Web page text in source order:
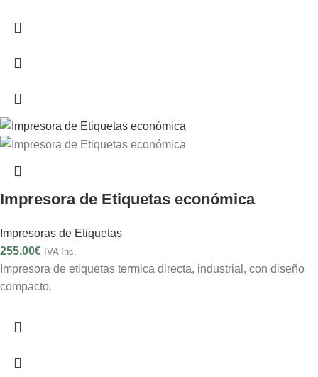
Impresora de Etiquetas económica
Impresoras de Etiquetas
255,00€ IVA Inc.
Impresora de etiquetas termica directa, industrial, con diseño
compacto.